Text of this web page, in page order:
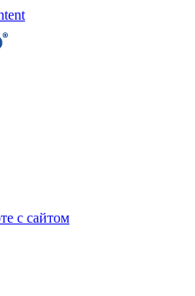
с сайтом